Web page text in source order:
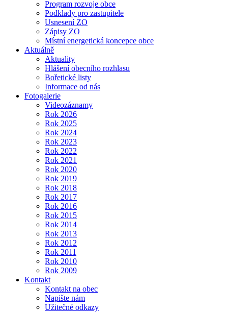
Program rozvoje obce
Podklady pro zastupitele
Usnesení ZO
Zápisy ZO
Místní energetická koncepce obce
Aktuálně
Aktuality
Hlášení obecního rozhlasu
Bořetické listy
Informace od nás
Fotogalerie
Videozáznamy
Rok 2026
Rok 2025
Rok 2024
Rok 2023
Rok 2022
Rok 2021
Rok 2020
Rok 2019
Rok 2018
Rok 2017
Rok 2016
Rok 2015
Rok 2014
Rok 2013
Rok 2012
Rok 2011
Rok 2010
Rok 2009
Kontakt
Kontakt na obec
Napište nám
Užitečné odkazy